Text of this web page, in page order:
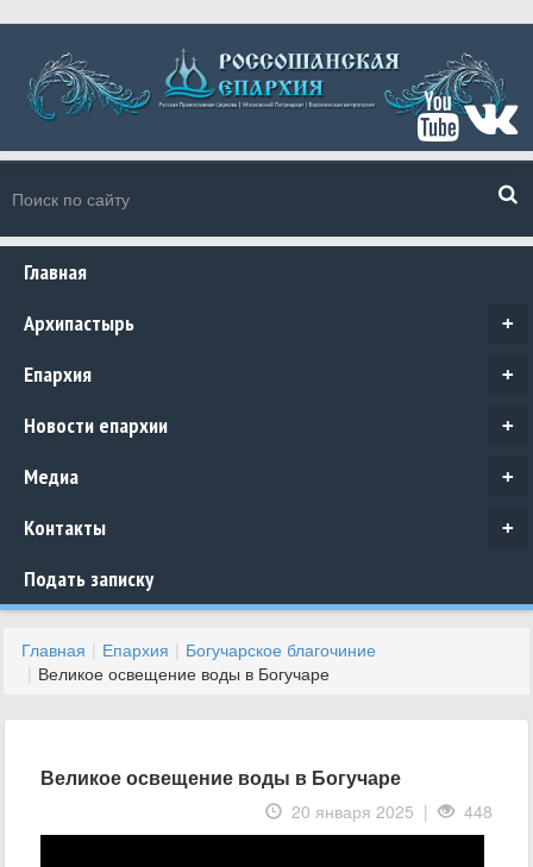
Главная
+
Архипастырь
+
Епархия
+
Новости епархии
+
Медиа
+
Контакты
Подать записку
Главная Епархия
Богучарское благочиние
Великое освещение воды в Богучаре
Великое освещение воды в Богучаре
20 января 2025 | 448